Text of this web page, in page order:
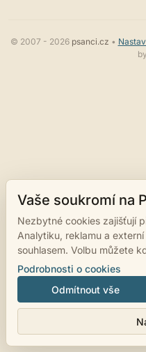
© 2007 - 2026 psanci.cz •
by
Vaše soukromí na
Nezbytné cookies zajišťují
Analytiku, reklamu a
souhlasem. Volbu můžete
Podrobnosti o cookies
Odmítnout vše